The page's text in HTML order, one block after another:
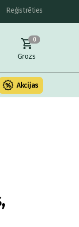
Reģistrēties
0
Grozs
Fasādes
Akcijas